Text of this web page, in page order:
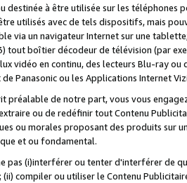
destinée à être utilisée sur les téléphones
utilisés avec de tels dispositifs, mais
via un navigateur Internet sur une
tout boîtier décodeur de télévision (par
vidéo en continu, des lecteurs Blu-ray
de Panasonic ou les Applications Internet
préalable de notre part, vous vous
ou de redéfinir tout Contenu
ou morales proposant des produits sur
et ou fondamental.
pas (i)interférer ou tenter d'interférer de
(ii) compiler ou utiliser le Contenu